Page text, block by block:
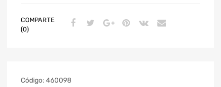
COMPARTE
(0)
Código: 460098